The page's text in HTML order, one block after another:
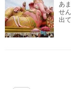
あ
せ
出